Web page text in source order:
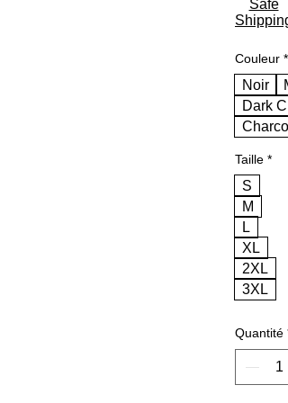
Safe
Shipping
Couleur *
Noir
Dark
Taille *
S
M
L
XL
2XL
3XL
Quantité *